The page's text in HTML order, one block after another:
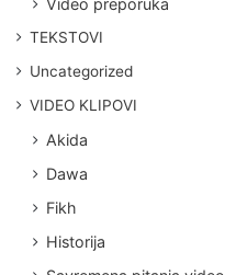
Video preporuka
TEKSTOVI
Uncategorized
VIDEO KLIPOVI
Akida
Dawa
Fikh
Historija